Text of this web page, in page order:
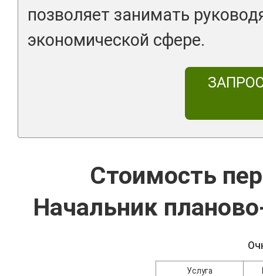
позволяет занимать
экономической сфере.
Стоимость
Начальник
Услуга